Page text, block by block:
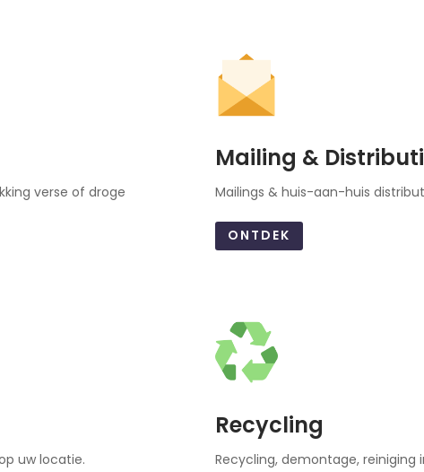
verse of droge
Mailing &
Mailings & huis-aan-huis
ONTDEK
uw locatie.
Recycling
Recycling, demontage, reiniging